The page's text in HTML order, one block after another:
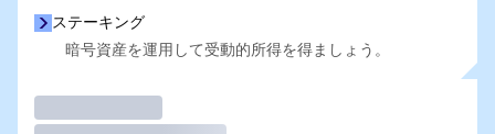
ステーキング
暗号資産を運用して受動的所得を得ましょう。